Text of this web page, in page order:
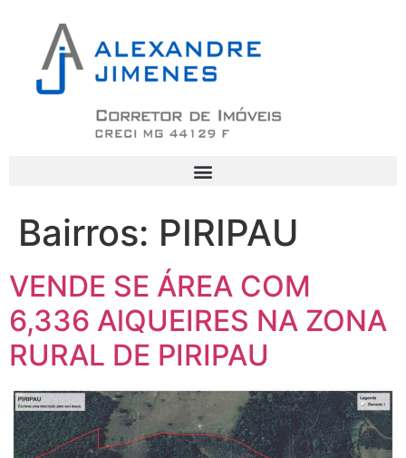
Bairros: PIRIPAU
VENDE SE ÁREA COM
6,336 AlQUEIRES NA ZONA
RURAL DE PIRIPAU